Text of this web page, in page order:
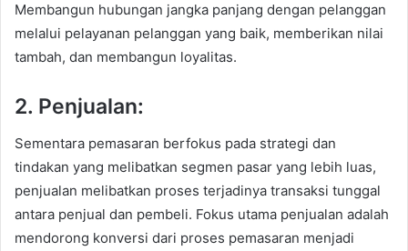
Membangun hubungan jangka panjang dengan pelanggan
melalui pelayanan pelanggan yang baik, memberikan nilai
tambah, dan membangun loyalitas.
2. Penjualan:
Sementara pemasaran berfokus pada strategi dan
tindakan yang melibatkan segmen pasar yang lebih luas,
penjualan melibatkan proses terjadinya transaksi tunggal
antara penjual dan pembeli. Fokus utama penjualan adalah
mendorong konversi dari proses pemasaran menjadi